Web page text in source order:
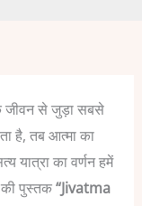
से जुड़ा सबसे
है, तब आत्मा का
यात्रा का वर्णन हमें
पुस्तक“Jivatma